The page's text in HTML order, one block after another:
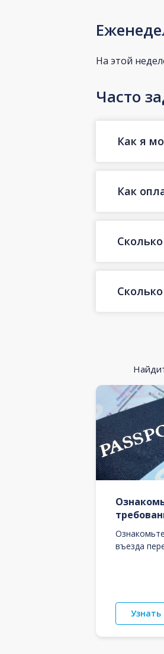
На этой
Часто
Как я
Как
въезда